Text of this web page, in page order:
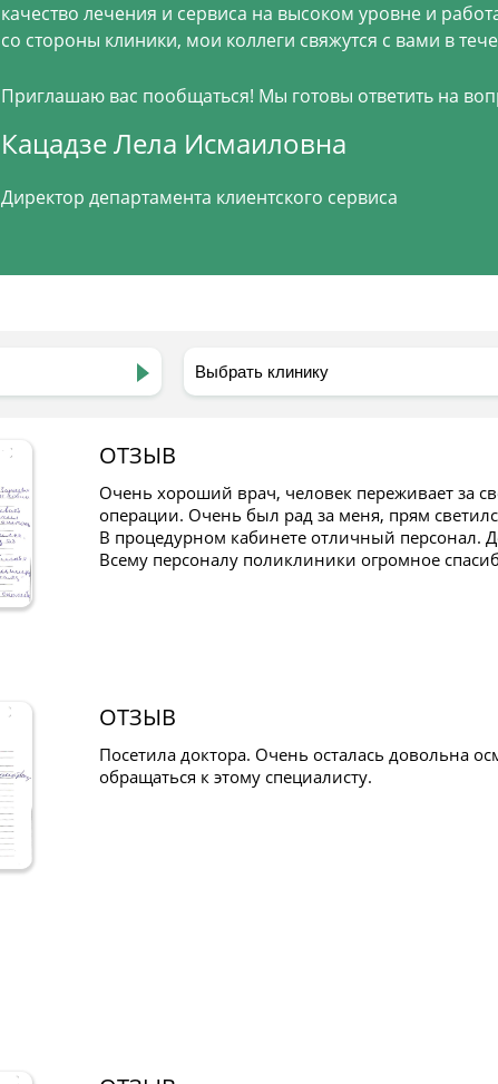
качество лечения и сервиса на высоком уровне и
со стороны клиники, мои коллеги свяжутся с вами в
Приглашаю вас пообщаться! Мы готовы ответить на
Кацадзе Лела Исмаиловна
Директор департамента клиентского сервиса
ОТЗЫВ
Очень хороший врач, человек переживает за
операции. Очень был рад за меня, прям
В процедурном кабинете отличный персонал.
Всему персоналу поликлиники огромное
ОТЗЫВ
Посетила доктора. Очень осталась довольна
обращаться к этому специалисту.